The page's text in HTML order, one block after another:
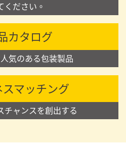
ください。
カタログ
気のある包装製品
スマッチング
チャンスを創出する